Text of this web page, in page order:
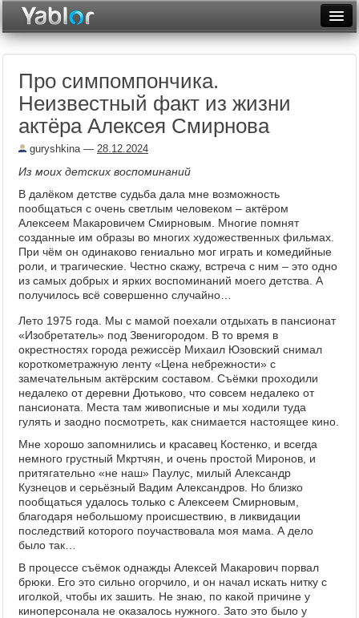
Неделя
Месяц
Архив
Фототоп
Видеотоп
Про симпомпончика.
Неизвестный факт из жизни
актёра Алексея Смирнова
guryshkina— 28.12.2024
Из моих детских воспоминаний
В далёком детстве судьба дала мне возможность
пообщаться с очень светлым человеком – актёром
Алексеем Макаровичем Смирновым. Многие помнят
созданные им образы во многих художественных фильмах.
При чём он одинаково гениально мог играть и комедийные
роли, и трагические. Честно скажу, встреча с ним – это одно
из самых добрых и ярких воспоминаний моего детства. А
получилось всё совершенно случайно…
Лето 1975 года. Мы с мамой поехали отдыхать в пансионат
«Изобретатель» под Звенигородом. В то время в
окрестностях города режиссёр Михаил Юзовский снимал
короткометражную ленту «Цена небрежности» с
замечательным актёрским составом. Съёмки проходили
недалеко от деревни Дютьково, что совсем недалеко от
пансионата. Места там живописные и мы ходили туда
гулять и заодно посмотреть, как снимается настоящее кино.
Мне хорошо запомнились и красавец Костенко, и всегда
немного грустный Мкртчян, и очень простой Миронов, и
притягательно «не наш» Паулус, милый Александр
Кузнецов и серьёзный Вадим Александров. Но близко
пообщаться удалось только с Алексеем Смирновым,
благодаря небольшому происшествию, в ликвидации
последствий которого поучаствовала моя мама. А дело
было так…
В процессе съёмок однажды Алексей Макарович порвал
брюки. Его это сильно огорчило, и он начал искать нитку с
иголкой, чтобы их зашить. Не знаю, по какой причине у
киноперсонала не оказалось нужного. Зато это было у